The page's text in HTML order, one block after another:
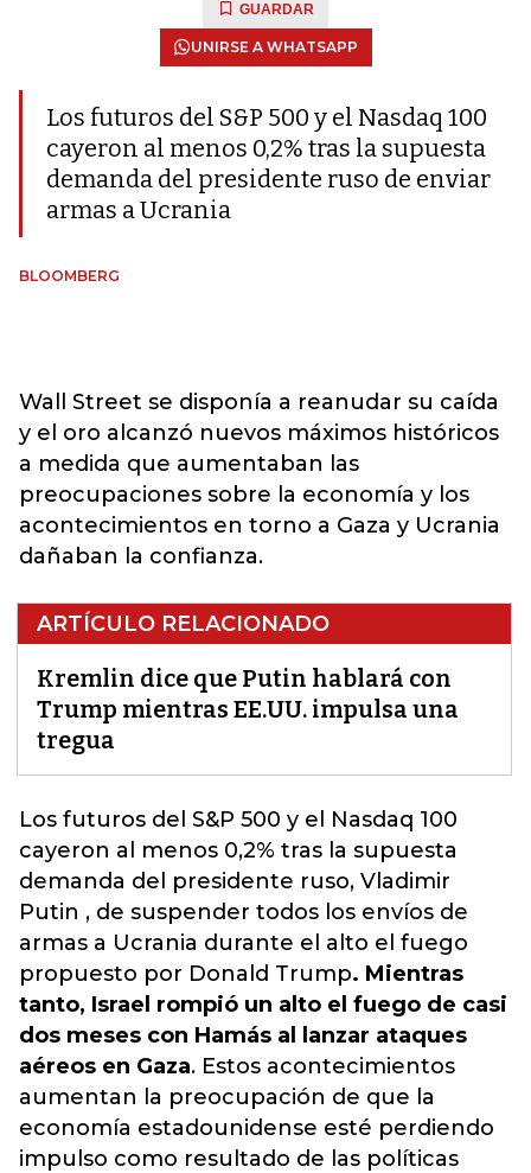
GUARDAR
UNIRSE A WHATSAPP
Los futuros del S&P 500 y el Nasdaq 100
cayeron al menos 0,2% tras la supuesta
demanda del presidente ruso de enviar
armas a Ucrania
BLOOMBERG
Wall Street se disponía a reanudar su caída
y el oro alcanzó nuevos máximos históricos
a medida que aumentaban las
preocupaciones sobre la economía y los
acontecimientos en torno a Gaza y Ucrania
dañaban la confianza.
ARTÍCULO RELACIONADO
Kremlin dice que Putin hablará con
Trump mientras EE.UU. impulsa una
tregua
Los futuros del S&P 500 y el Nasdaq 100
cayeron al menos 0,2% tras la supuesta
demanda del presidente ruso, Vladimir
Putin , de suspender todos los envíos de
armas a Ucrania durante el alto el fuego
propuesto por Donald Trump. Mientras
tanto, Israel rompió un alto el fuego de casi
dos meses con Hamás al lanzar ataques
aéreos en Gaza. Estos acontecimientos
aumentan la preocupación de que la
economía estadounidense esté perdiendo
impulso como resultado de las políticas